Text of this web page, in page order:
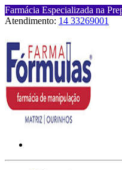
Farmácia Especializada na
Atendimento: 14 33269001